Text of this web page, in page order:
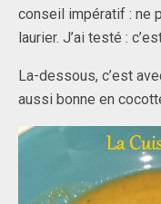
conseil impératif : ne
laurier. J’ai testé :
La-dessous, c’est
aussi bonne en